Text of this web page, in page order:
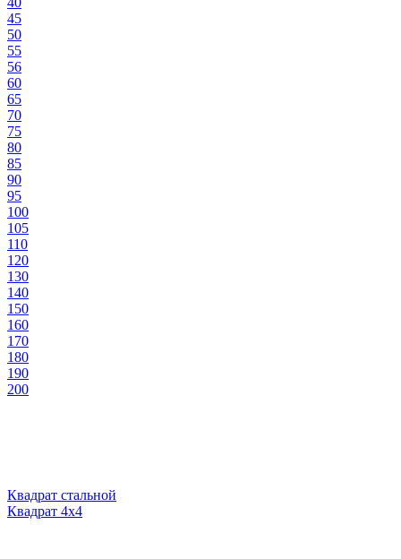
45
50
55
56
60
65
70
75
80
85
90
95
100
105
110
120
130
140
150
160
170
180
190
200
Квадрат стальной
Квадрат 4х4